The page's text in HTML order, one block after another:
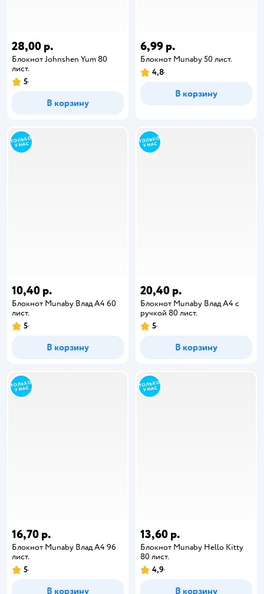
28,00 р.
Блокнот Johnshen Yum 80
лист.
5
В корзину
6,99 р.
Блокнот Munaby 50 лист.
4,8
В корзину
10,40 р.
Блокнот Munaby Влад А4 60
лист.
5
В корзину
20,40 р.
Блокнот Munaby Влад А4 с
ручкой 80 лист.
5
В корзину
16,70 р.
Блокнот Munaby Влад А4 96
лист.
5
В корзину
13,60 р.
Блокнот Munaby Hello Kitty
80 лист.
4,9
В корзину